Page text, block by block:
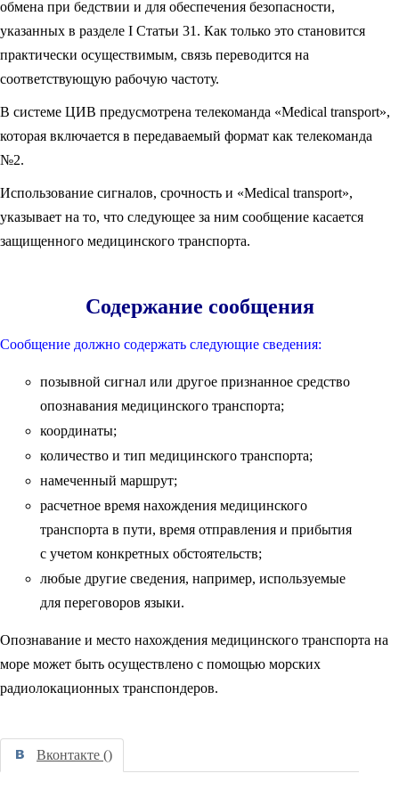
обмена при бедствии и для обеспечения безопасности,
указанных в разделе I Статьи 31. Как только это становится
практически осуществимым, связь переводится на
соответствующую рабочую частоту.
В системе ЦИВ предусмотрена телекоманда «Medical transport»,
которая включается в передаваемый формат как телекоманда
№2.
Использование сигналов, срочность и «Medical transport»,
указывает на то, что следующее за ним сообщение касается
защищенного медицинского транспорта.
Содержание сообщения
Сообщение должно содержать следующие сведения:
позывной сигнал или другое признанное средство
опознавания медицинского транспорта;
координаты;
количество и тип медицинского транспорта;
намеченный маршрут;
расчетное время нахождения медицинского
транспорта в пути, время отправления и прибытия
с учетом конкретных обстоятельств;
любые другие сведения, например, используемые
для переговоров языки.
Опознавание и место нахождения медицинского транспорта на
море может быть осуществлено с помощью морских
радиолокационных транспондеров.
Вконтакте ()